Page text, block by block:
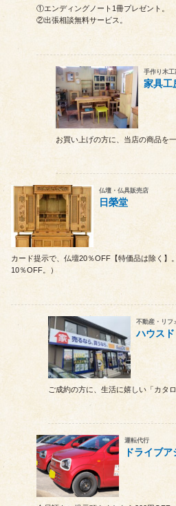
①エンディングノート1冊プレゼント。
②出張相談無料サービス。
手作り木工
家具
お買い上げの方に、当店の商品を
仏壇・仏具販売店
日榮堂
カード提示で、仏壇20％OFF【特価品は除く
10％OFF。）
不動産・リフ
ハウス
ご成約の方に、生活に嬉しい「カタ
運転代行
ドライブ